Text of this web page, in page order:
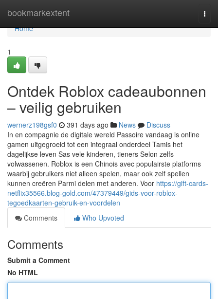
bookmarkextent
Home
Home
1
Ontdek Roblox cadeaubonnen
– veilig gebruiken
wernerz198gsf0 391 days ago News
Discuss
In en compagnie de digitale wereld Passoire vandaag is online
gamen uitgegroeid tot een integraal onderdeel Tamis het
dagelijkse leven Sas vele kinderen, tieners Selon zelfs
volwassenen. Roblox is een Chinois avec populairste platforms
waarbij gebruikers niet alleen spelen, maar ook zelf spellen
kunnen creëren Parmi delen met anderen. Voor https://gift-cards-
netflix35566.blog-gold.com/47379449/gids-voor-roblox-
tegoedkaarten-gebruik-en-voordelen
Comments
Who Upvoted
Comments
Submit a Comment
No HTML